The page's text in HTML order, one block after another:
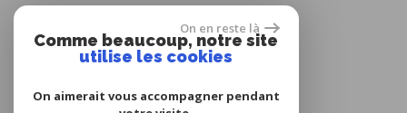
On en reste là
Comme beaucoup, notre site
utilise les cookies
On aimerait vous accompagner pendant